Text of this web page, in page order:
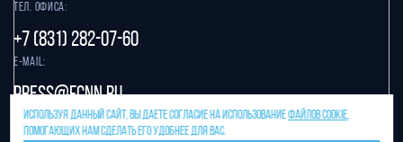
Защита от спама reCAPTCHA.
Конфиденциальностьиусловия использования
Тел. офиса:
+7 (831) 282-07-60
E-mail:
press@fcnn.ru
ИСПОЛЬЗУЯ ДАННЫЙ САЙТ, ВЫ ДАЕТЕ СОГЛАСИЕ НА ИСПОЛЬЗОВАНИЕФАЙЛОВ COOKIE,
ПОМОГАЮЩИХ НАМ СДЕЛАТЬ ЕГО УДОБНЕЕ ДЛЯ ВАС.